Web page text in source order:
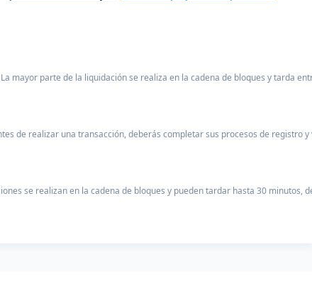
mayor parte de la liquidación se realiza en la cadena de bloques y tarda
de realizar una transacción, deberás completar sus procesos de registro
se realizan en la cadena de bloques y pueden tardar hasta 30 minutos,